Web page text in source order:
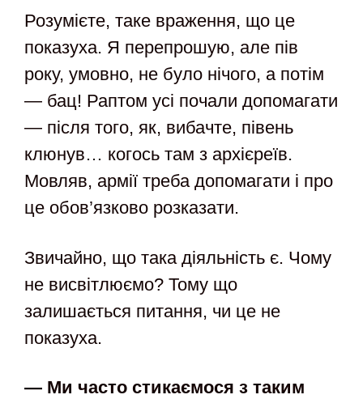
Розумієте, таке враження, що це
показуха. Я перепрошую, але пів
року, умовно, не було нічого, а потім
— бац! Раптом усі почали допомагати
— після того, як, вибачте, півень
клюнув… когось там з архієреїв.
Мовляв, армії треба допомагати і про
це обов’язково розказати.
Звичайно, що така діяльність є. Чому
не висвітлюємо? Тому що
залишається питання, чи це не
показуха.
— Ми часто стикаємося з таким